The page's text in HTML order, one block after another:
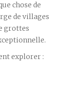
chose de
de villages
grottes
explorer :